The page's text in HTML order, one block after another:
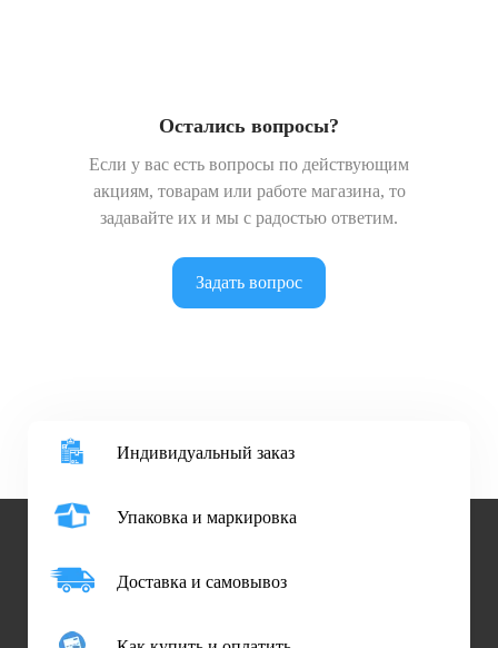
Остались вопросы?
Если у вас есть вопросы по действующим
акциям, товарам или работе магазина, то
задавайте их и мы с радостью ответим.
Задать вопрос
Индивидуальный заказ
Упаковка и маркировка
Доставка и самовывоз